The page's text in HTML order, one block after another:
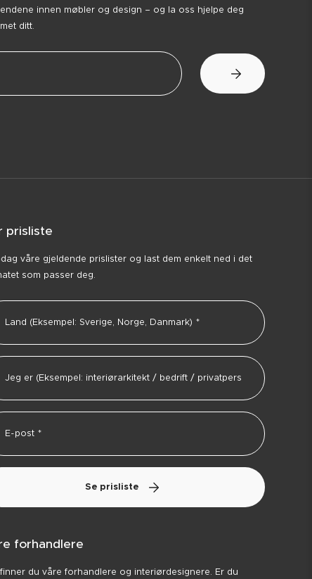
innen møbler og design – og la oss hjelpe deg
ditt.
prisliste
våre gjeldende prislister og last dem enkelt ned i det
som passer deg.
Se prisliste
forhandlere
finner du våre forhandlere og interiørdesignere. Er du